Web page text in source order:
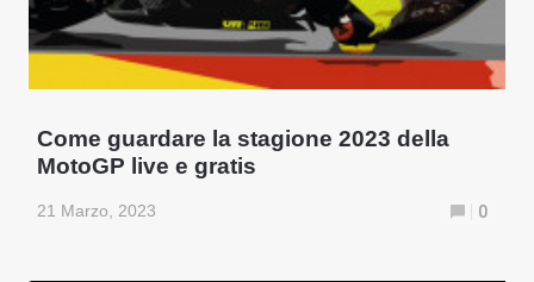
Come guardare la stagione 2023 della
MotoGP live e gratis
21 Marzo, 2023 0